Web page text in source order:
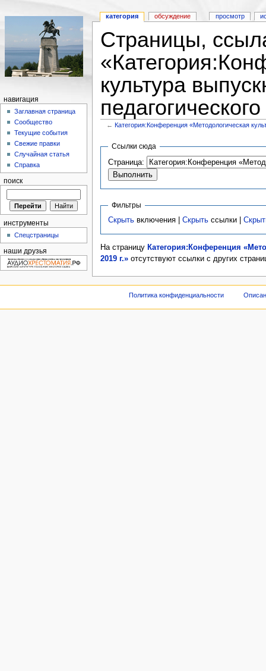
Страницы,
культура
←Категория:Конференция «Методологическая
Ссылки сюда
Страница:
Фильтры
Скрыть включения |Скрыть ссылки |
На страницу Категория:Конференция
2019 г.»отсутствуют ссылки с других
категория обсуждение просмотр
навигация
Заглавная страница
Сообщество
Текущие события
Свежие правки
Случайная статья
Справка
поиск
инструменты
Спецстраницы
наши друзья
Политика конфиденциальности